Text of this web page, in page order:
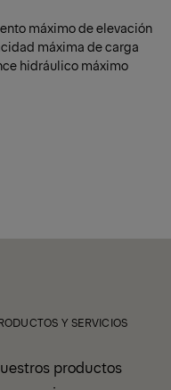
máximo de elevación
máxima de carga
hidráulico máximo
Y SERVICIOS
productos